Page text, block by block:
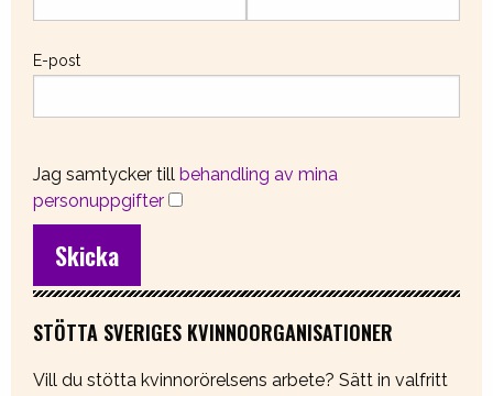
E-post
Jag samtycker till behandling av mina
personuppgifter
STÖTTA SVERIGES KVINNOORGANISATIONER
Vill du stötta kvinnorörelsens arbete? Sätt in valfritt